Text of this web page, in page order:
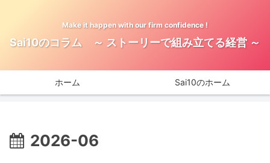
Make it happen with our firm confidence !
Sai10のコラム ～ ストーリーで組み立てる経営 ～
ホーム Sai10のホーム
2026-06